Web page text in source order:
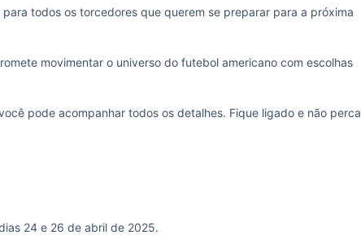
para todos os torcedores que querem se preparar para a próxima
movimentar o universo do futebol americano com escolhas
pode acompanhar todos os detalhes. Fique ligado e não perca
24 e 26 de abril de 2025.